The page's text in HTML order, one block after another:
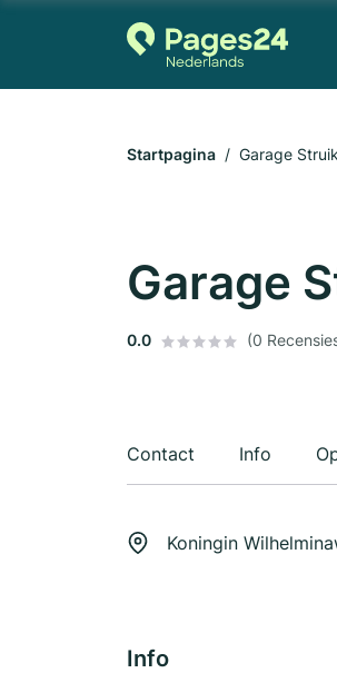
Startpagina Garage Struik
Garage
0.0 (0
Contact Info
Koningin
Info